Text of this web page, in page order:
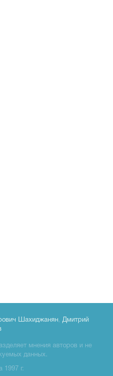
Шахиджанян, Дмитрий
мнения авторов и не
данных.
1997 г.